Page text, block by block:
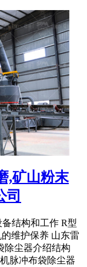
,矿山粉末
司
结构和工作 R型
维护保养 山东雷
除尘器介绍结构
脉冲布袋除尘器